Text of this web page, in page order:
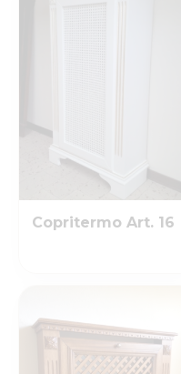
Copritermo Art. 16